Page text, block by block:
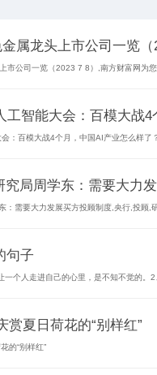
属龙头上市公司一览（
市公司一览（2023 7 8）,南方财富网为
工智能大会：百模大战4
：百模大战4个月，中国AI产业怎么样了
究局周学东：需要大力
：需要大力发展买方投顾制度,央行,投顾,
句子
一个人走进自己的心里，是不知不觉的。2
赏夏日荷花的“别样红”
的“别样红”